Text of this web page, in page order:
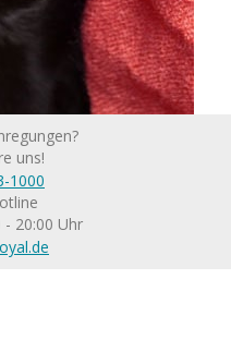
uns!
1000
- 20:00 Uhr